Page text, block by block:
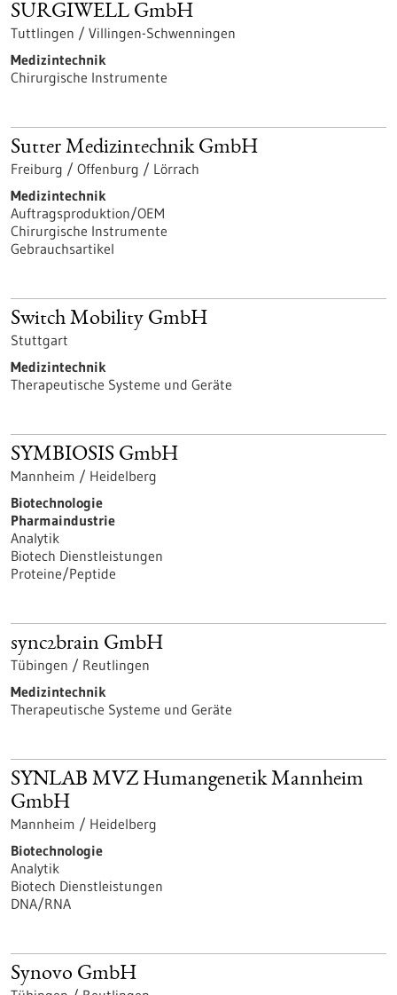
SURGIWELL GmbH
Tuttlingen / Villingen-Schwenningen
Medizintechnik
Chirurgische Instrumente
Sutter Medizintechnik GmbH
Freiburg / Offenburg / Lörrach
Medizintechnik
Auftragsproduktion/OEM
Chirurgische Instrumente
Gebrauchsartikel
Switch Mobility GmbH
Stuttgart
Medizintechnik
Therapeutische Systeme und Geräte
SYMBIOSIS GmbH
Mannheim / Heidelberg
Biotechnologie
Pharmaindustrie
Analytik
Biotech Dienstleistungen
Proteine/Peptide
sync2brain GmbH
Tübingen / Reutlingen
Medizintechnik
Therapeutische Systeme und Geräte
SYNLAB MVZ Humangenetik Mannheim
GmbH
Mannheim / Heidelberg
Biotechnologie
Analytik
Biotech Dienstleistungen
DNA/RNA
Synovo GmbH